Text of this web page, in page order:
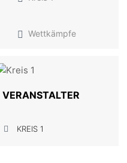
Wettkämpfe
VERANSTALTER
KREIS 1